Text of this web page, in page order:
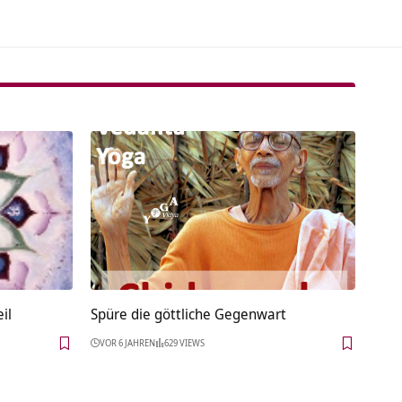
Spüre die göttliche Gegenwart
VOR 6 JAHREN 629 VIEWS